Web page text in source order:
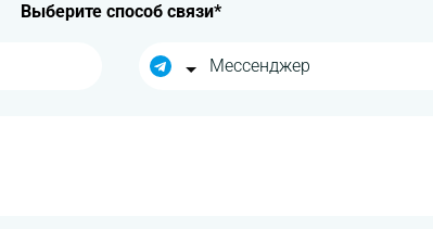
Выберите способ связи*